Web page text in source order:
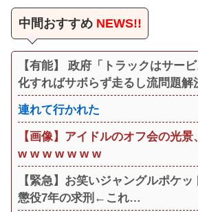
中間おすすめNEWS!!
【有能】 政府「トラックはサー
化すればサボらず走るし流問題解
連れて行かれた
【画像】アイドルのオフ会の光
w w w w w w w
【緊急】お笑いジャングルポケ
懲役7年の求刑←これ…